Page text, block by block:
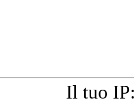
Il tuo